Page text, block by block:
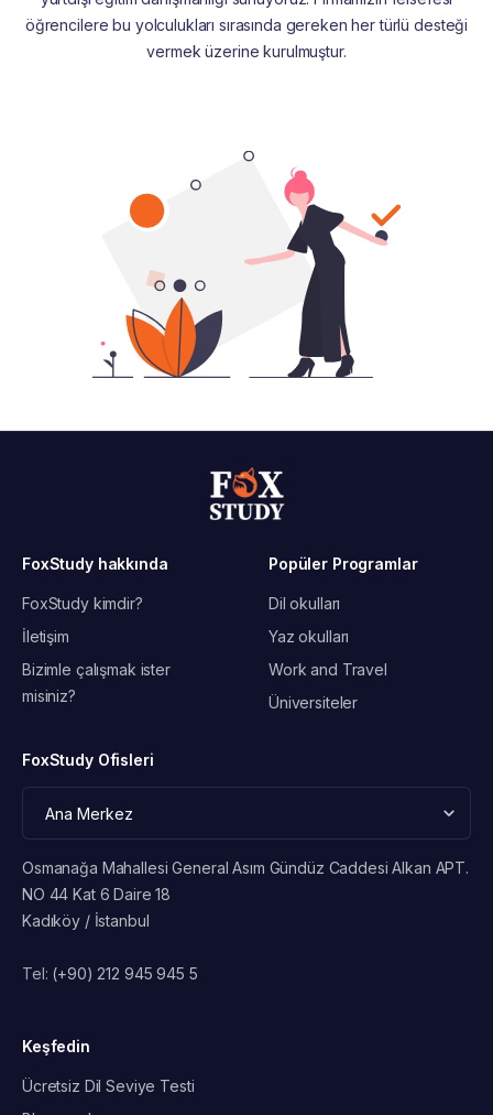
öğrencilere bu yolculukları sırasında gereken her türlü desteği
vermek üzerine kurulmuştur.
FoxStudy hakkında
FoxStudy kimdir?
İletişim
Bizimle çalışmak ister
misiniz?
Popüler Programlar
Dil okulları
Yaz okulları
Work and Travel
Üniversiteler
FoxStudy Ofisleri
Osmanağa Mahallesi General Asım Gündüz Caddesi Alkan APT.
NO 44 Kat 6 Daire 18
Kadıköy / İstanbul
Tel: (+90) 212 945 945 5
Keşfedin
Ücretsiz Dil Seviye Testi